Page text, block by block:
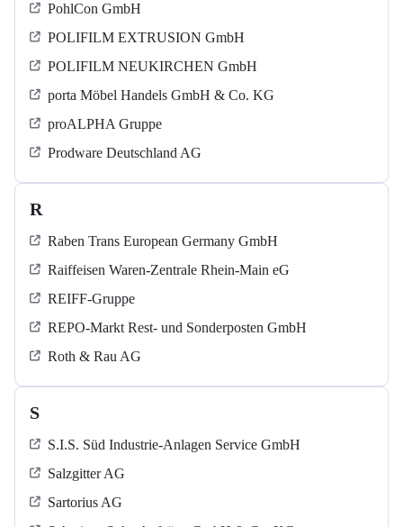
PohlCon GmbH
POLIFILM EXTRUSION GmbH
POLIFILM NEUKIRCHEN GmbH
porta Möbel Handels GmbH & Co. KG
proALPHA Gruppe
Prodware Deutschland AG
R
Raben Trans European Germany GmbH
Raiffeisen Waren-Zentrale Rhein-Main eG
REIFF-Gruppe
REPO-Markt Rest- und Sonderposten GmbH
Roth & Rau AG
S
S.I.S. Süd Industrie-Anlagen Service GmbH
Salzgitter AG
Sartorius AG